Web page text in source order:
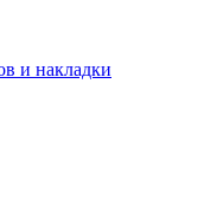
и накладки